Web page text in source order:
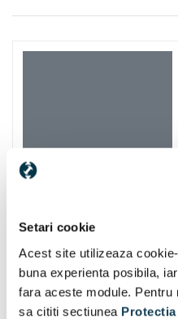
Setari cookie
Acest site utilizeaza
buna experienta posibila,
fara aceste module. Pentru
sa cititi sectiunea